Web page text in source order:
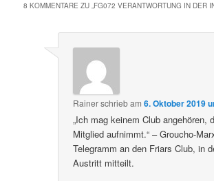
8 KOMMENTARE ZU „FG072 VERANTWORTUNG IN DER
Rainerschriebam6. Oktober 2019
„Ich mag keinem Club angehören,
Mitglied aufnimmt.“ – Groucho-
Telegramm an den Friars Club, in
Austritt mitteilt.